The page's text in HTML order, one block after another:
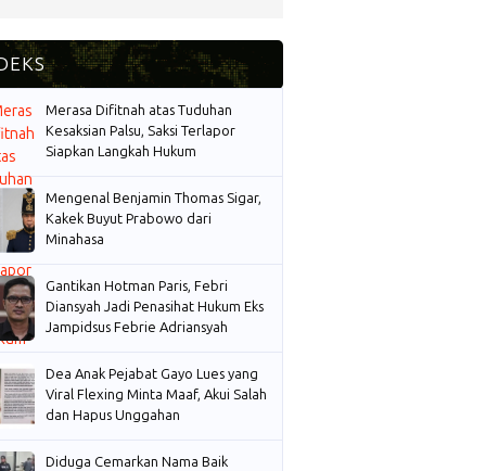
Merasa Difitnah atas Tuduhan
Kesaksian Palsu, Saksi Terlapor
Siapkan Langkah Hukum
Mengenal Benjamin Thomas Sigar,
Kakek Buyut Prabowo dari
Minahasa
Gantikan Hotman Paris, Febri
Diansyah Jadi Penasihat Hukum Eks
Jampidsus Febrie Adriansyah
Dea Anak Pejabat Gayo Lues yang
Viral Flexing Minta Maaf, Akui Salah
dan Hapus Unggahan
Diduga Cemarkan Nama Baik